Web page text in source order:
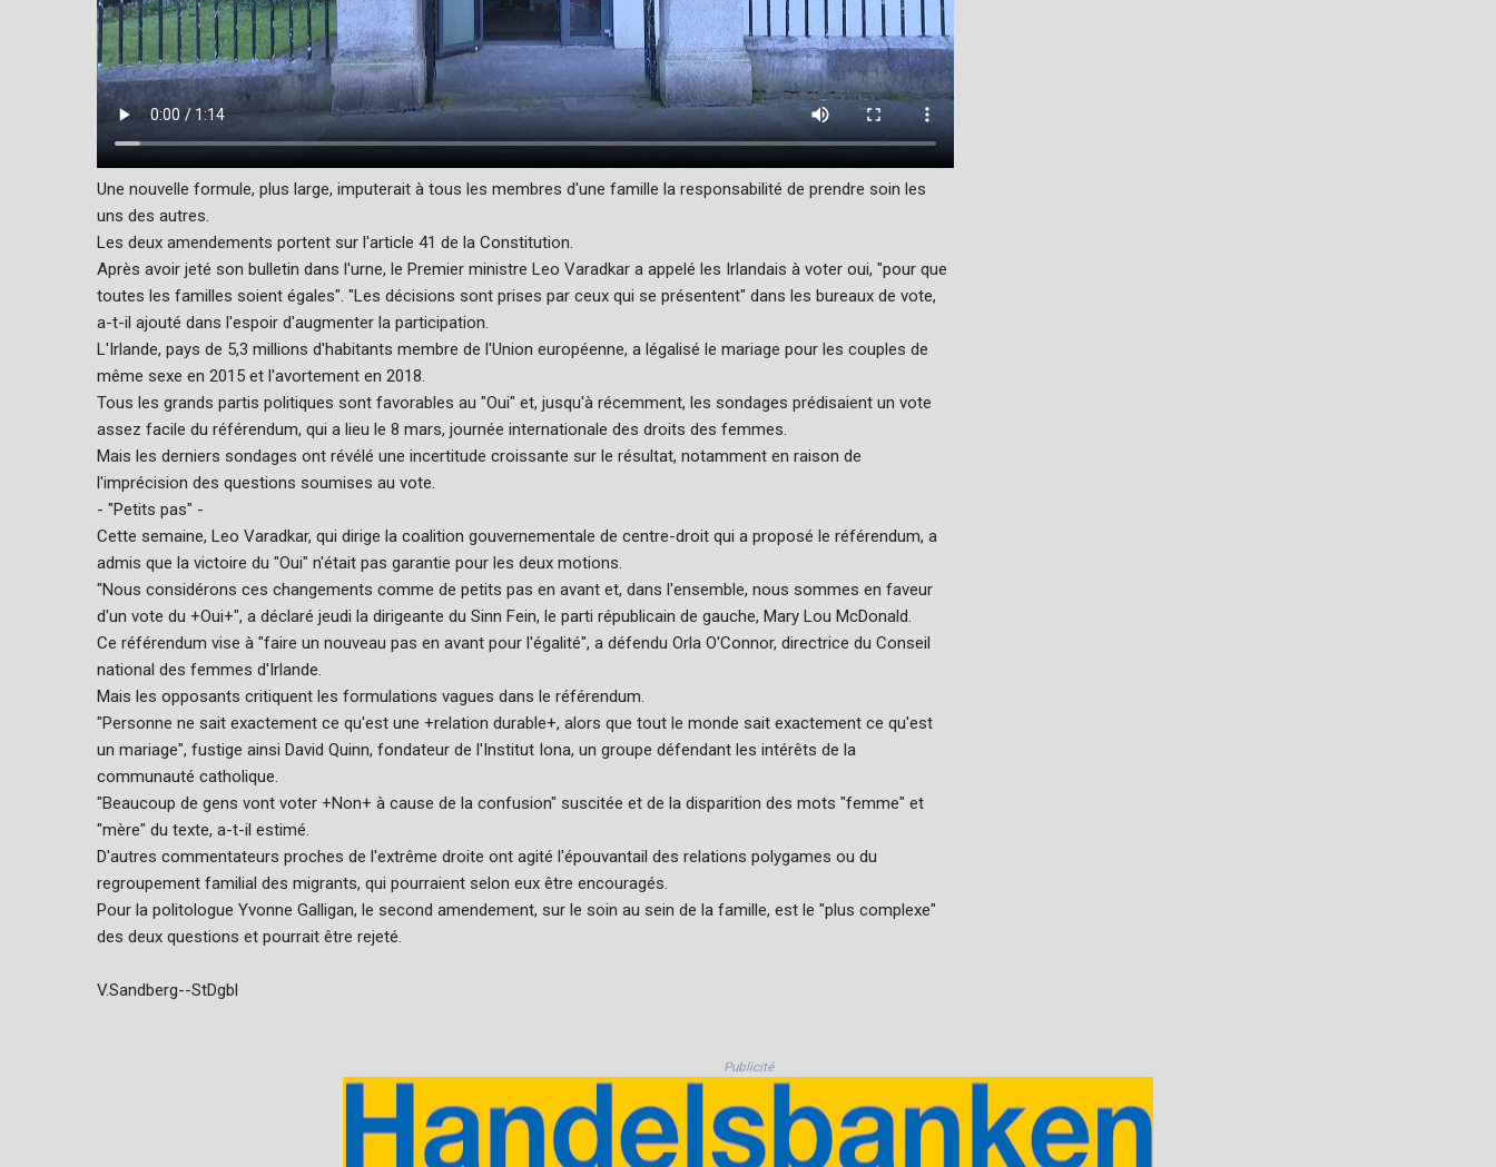
Une nouvelle formule, plus large, imputerait à tous les membres d'une famille la responsabilité de prendre soin les
uns des autres.
Les deux amendements portent sur l'article 41 de la Constitution.
Après avoir jeté son bulletin dans l'urne, le Premier ministre Leo Varadkar a appelé les Irlandais à voter oui, "pour que
toutes les familles soient égales". "Les décisions sont prises par ceux qui se présentent" dans les bureaux de vote,
a-t-il ajouté dans l'espoir d'augmenter la participation.
L'Irlande, pays de 5,3 millions d'habitants membre de l'Union européenne, a légalisé le mariage pour les couples de
même sexe en 2015 et l'avortement en 2018.
Tous les grands partis politiques sont favorables au "Oui" et, jusqu'à récemment, les sondages prédisaient un vote
assez facile du référendum, qui a lieu le 8 mars, journée internationale des droits des femmes.
Mais les derniers sondages ont révélé une incertitude croissante sur le résultat, notamment en raison de
l'imprécision des questions soumises au vote.
- "Petits pas" -
Cette semaine, Leo Varadkar, qui dirige la coalition gouvernementale de centre-droit qui a proposé le référendum, a
admis que la victoire du "Oui" n'était pas garantie pour les deux motions.
"Nous considérons ces changements comme de petits pas en avant et, dans l'ensemble, nous sommes en faveur
d'un vote du +Oui+", a déclaré jeudi la dirigeante du Sinn Fein, le parti républicain de gauche, Mary Lou McDonald.
Ce référendum vise à "faire un nouveau pas en avant pour l'égalité", a défendu Orla O'Connor, directrice du Conseil
national des femmes d'Irlande.
Mais les opposants critiquent les formulations vagues dans le référendum.
"Personne ne sait exactement ce qu'est une +relation durable+, alors que tout le monde sait exactement ce qu'est
un mariage", fustige ainsi David Quinn, fondateur de l'Institut Iona, un groupe défendant les intérêts de la
communauté catholique.
"Beaucoup de gens vont voter +Non+ à cause de la confusion" suscitée et de la disparition des mots "femme" et
"mère" du texte, a-t-il estimé.
D'autres commentateurs proches de l'extrême droite ont agité l'épouvantail des relations polygames ou du
regroupement familial des migrants, qui pourraient selon eux être encouragés.
Pour la politologue Yvonne Galligan, le second amendement, sur le soin au sein de la famille, est le "plus complexe"
des deux questions et pourrait être rejeté.
V.Sandberg--StDgbl
Publicité